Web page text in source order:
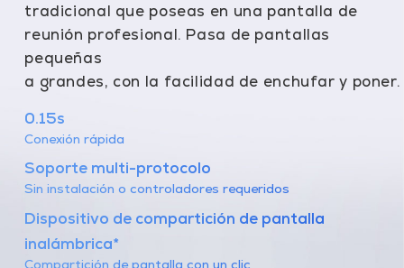
tradicional que poseas en una pantalla de
reunión profesional. Pasa de pantallas
pequeñas
a grandes, con la facilidad de enchufar y poner.
0.15s
Conexión rápida
Soporte multi-protocolo
Sin instalación o controladores requeridos
Dispositivo de compartición de pantalla
inalámbrica*
Compartición de pantalla con un clic